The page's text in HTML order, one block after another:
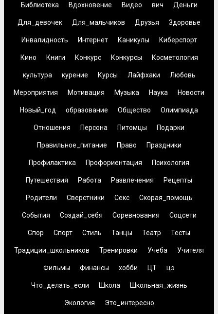
Библиотека Вдохновение Видео вич Деньги
Для_девочек Для_мальчиков Друзья Здоровье
Инвалидность Интернет Каникулы Киберспорт
Кино Книги Конкурс Конкурсы Косметология
культура курение Курсы Лайфхаки Любовь
Мероприятия Мотивация Музыка Наука Новости
Новый_год образование Общество Олимпиада
Отношения Персона Питомцы Подарки
Правильное_питание Право Праздники
Профилактика Профориентация Психология
Путешествия Работа Развлечения Рецепты
Родители Сверстники Секс Скорая_помощь
События Создай_себя Соревнования Соцсети
Спор Спорт Стиль Танцы Театр Тесты
Традиции_школьников Тренировки Учеба Учителя
Фильмы Финансы хобби ЦТ цэ
Что_делать_если Школа Школьная_жизнь
Экология Это_интересно